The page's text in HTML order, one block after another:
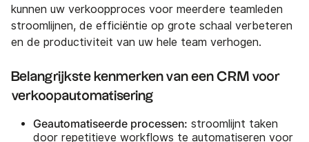
kunnen uw verkoopproces voor meerdere teamleden
stroomlijnen, de efficiëntie op grote schaal verbeteren
en de productiviteit van uw hele team verhogen.
Belangrijkste kenmerken van een CRM voor
verkoopautomatisering
Geautomatiseerde processen: stroomlijnt taken
door repetitieve workflows te automatiseren voor